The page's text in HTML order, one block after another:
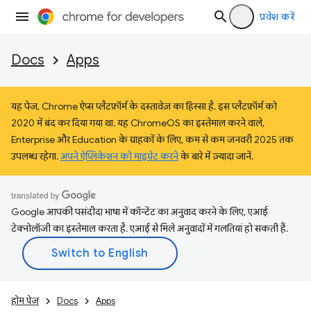
प्रवेश करें
Docs Apps
यह पेज, Chrome ऐप्स प्लैटफ़ॉर्म के दस्तावेज़ का हिस्सा है. इस प्लैटफ़ॉर्म को
2020 में बंद कर दिया गया था. यह ChromeOS का इस्तेमाल करने वाले,
Enterprise और Education के ग्राहकों के लिए, कम से कम जनवरी 2025 तक
उपलब्ध रहेगा.अपने ऐप्लिकेशन को माइग्रेट करनेके बारे में ज़्यादा जानें.
Google आपकी पसंदीदा भाषा में कॉन्टेंट का अनुवाद करने के लिए, एआई
टेक्नोलॉजी का इस्तेमाल करता है. एआई से मिले अनुवादों में गलतियां हो सकती हैं.
होम पेज Docs Apps